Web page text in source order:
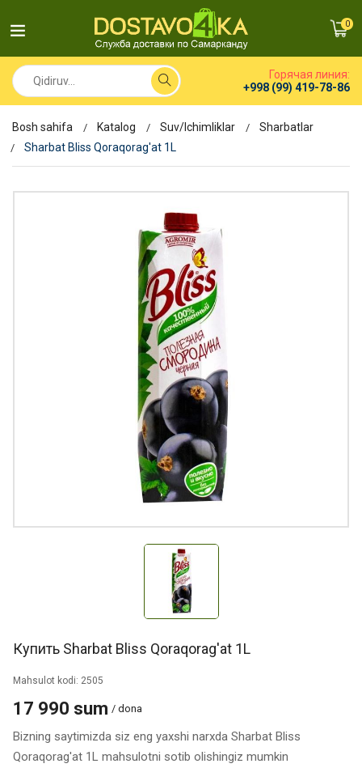
0
Горячая линия:
+998 (99) 419-78-86
Bosh sahifa Katalog Suv/Ichimliklar
Sharbatlar
Sharbat Bliss Qoraqorag'at 1L
Купить Sharbat Bliss Qoraqorag'at 1L
Mahsulot kodi: 2505
17 990 sum / dona
Bizning saytimizda siz eng yaxshi narxda Sharbat Bliss
Qoraqorag'at 1L mahsulotni sotib olishingiz mumkin